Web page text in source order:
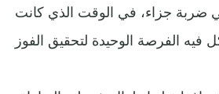
ضربة جزاء، في الوقت الذي كانت